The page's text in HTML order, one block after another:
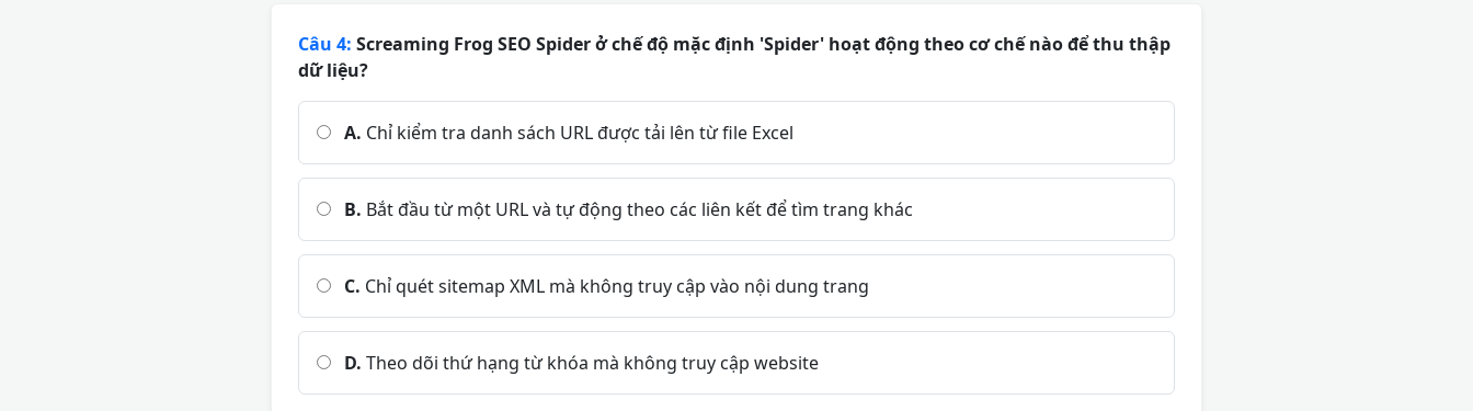
Câu 4: Screaming Frog SEO Spider ở chế độ mặc định 'Spider' hoạt động theo cơ chế nào để thu thập
dữ liệu?
A. Chỉ kiểm tra danh sách URL được tải lên từ file Excel
B. Bắt đầu từ một URL và tự động theo các liên kết để tìm trang khác
C. Chỉ quét sitemap XML mà không truy cập vào nội dung trang
D. Theo dõi thứ hạng từ khóa mà không truy cập website